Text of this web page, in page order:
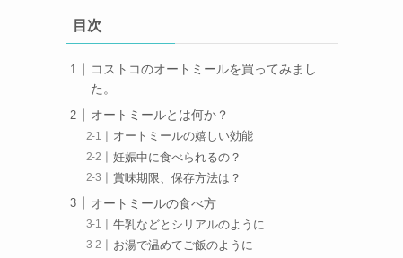
目次
コストコのオートミールを買ってみまし
た。
オートミールとは何か？
オートミールの嬉しい効能
妊娠中に食べられるの？
賞味期限、保存方法は？
オートミールの食べ方
牛乳などとシリアルのように
お湯で温めてご飯のように